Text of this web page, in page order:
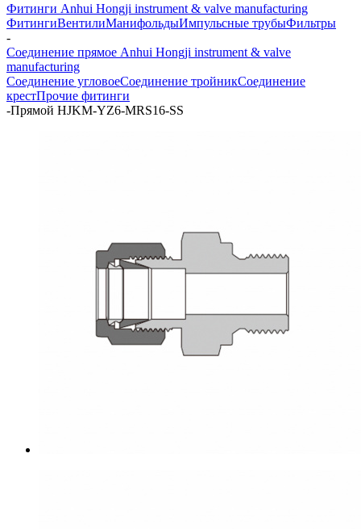
Фитинги Anhui Hongji instrument & valve manufacturing
ФитингиВентилиМанифольдыИмпульсные трубыФильтры
-
Соединение прямое Anhui Hongji instrument & valve
manufacturing
Соединение угловоеСоединение тройникСоединение
крестПрочие фитинги
-Прямой HJKM-YZ6-MRS16-SS